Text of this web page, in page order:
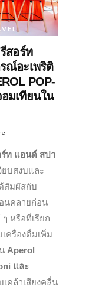
สอร์ท
ณ์อะเพริติ
POP-
อมเทียนใน
ร์ท แอนด์ สปา
บสงบและ
สัมผัสกับ
นคลายก่อน
หรือที่เรียก
เครื่องดื่มเพิ่ม
Aperol
และ
คล้าเสียงคลื่น